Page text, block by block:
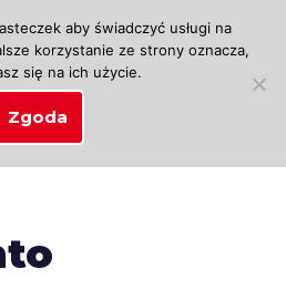
aby świadczyć usługi na
korzystanie ze strony oznacza,
się na ich użycie.
Zgoda